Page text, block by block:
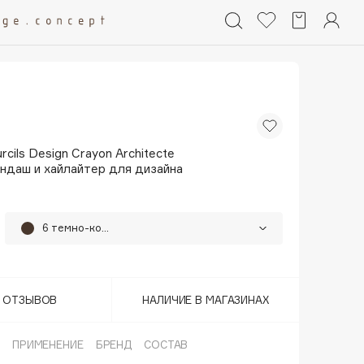
Design Crayon Architecte
и хайлайтер для дизайна
ОТЗЫВОВ НАЛИЧИЕ В МАГАЗИНАХ
ПРИМЕНЕНИЕ БРЕНД СОСТАВ